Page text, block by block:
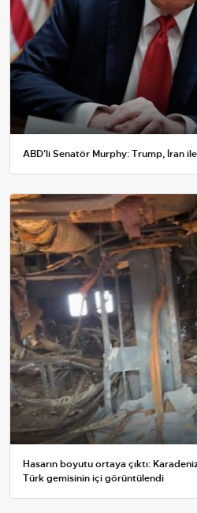
ABD'li Senatör Murphy: Trump, İran
Hasarın boyutu ortaya çıktı:
Türk gemisinin içi görüntülendi